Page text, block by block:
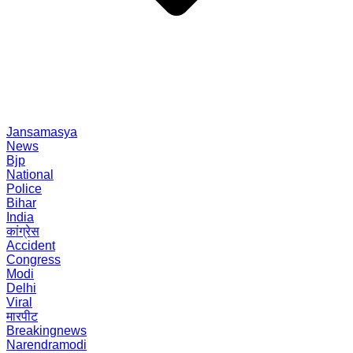
Jansamasya
News
Bjp
National
Police
Bihar
India
कांग्रेस
Accident
Congress
Modi
Delhi
Viral
मारपीट
Breakingnews
Narendramodi